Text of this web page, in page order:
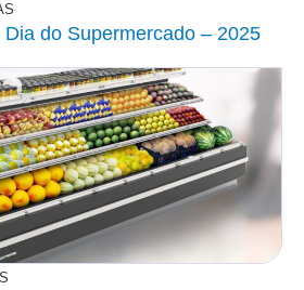
do Supermercado – 2025